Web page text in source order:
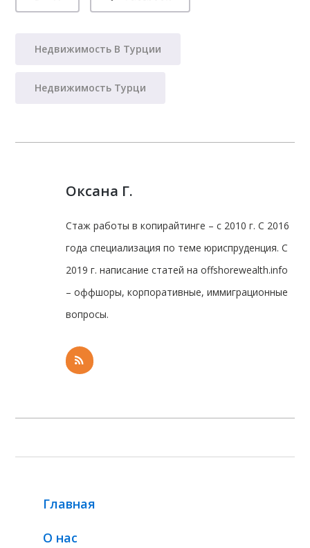
Недвижимость В Турции
Недвижимость Турци
Оксана Г.
Стаж работы в копирайтинге – с 2010 г. С 2016
года специализация по теме юриспруденция. С
2019 г. написание статей на offshorewealth.info
– оффшоры, корпоративные, иммиграционные
вопросы.
Главная
О нас